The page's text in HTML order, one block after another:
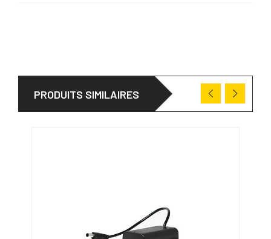
PRODUITS SIMILAIRES